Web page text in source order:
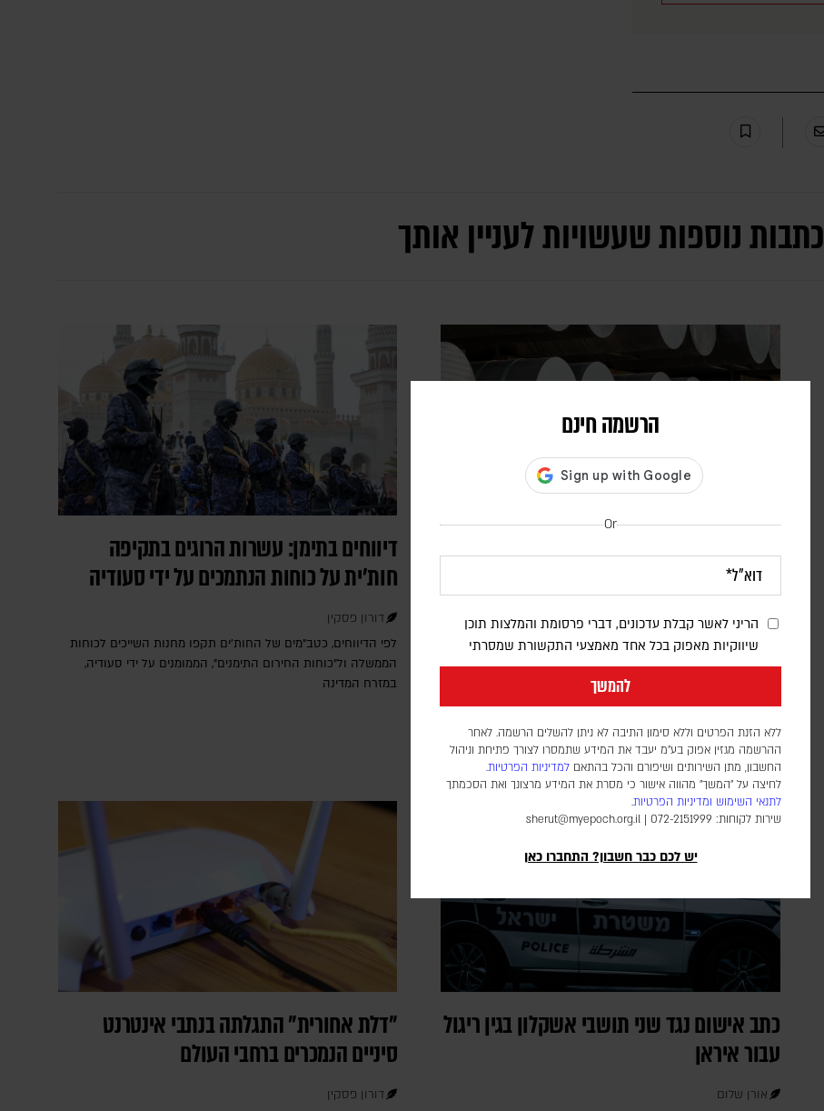
הרשמה חינם
Or
הריני לאשר קבלת עדכונים, דברי פרסומת והמלצות תוכן
שיווקיות מאפוק בכל אחד מאמצעי התקשורת שמסרתי
להמשך
ללא הזנת הפרטים וללא סימון התיבה לא ניתן להשלים הרשמה. לאחר
ההרשמה מגזין אפוק בע״מ יעבד את המידע שתמסרו לצורך פתיחת וניהול
החשבון, מתן השירותים ושיפורם והכל בהתאם למדיניות הפרטיות.
לחיצה על "המשך" מהווה אישור כי מסרת את המידע מרצונך ואת הסכמתך
לתנאי השימוש ומדיניות הפרטיות.
שירות לקוחות: 072-2151999 |
sherut@myepoch.org.il
יש לכם כבר חשבון? התחברו כאן
כתבות נוספות שעשויות לעניין אותך
דיווח: חודשים לפני המלחמה באיראן,
הפנטגון זיהה נקודת תורפה בתעשיית הנשק
האמריקנית
דורון פסקין
בחודש יולי 2025, התריע מפני תלות מסוכנת באלומיניום בטוהר
אספקה ממשי
דיווחים בתימן: עשרות הרוגים בתקיפה
חות'ית על כוחות הנתמכים על ידי סעודיה
דורון פסקין
לפי הדיווחים, כטב"מים של החות'ים תקפו מחנות השייכים לכוחות
הממשלה ול"כוחות החירום התימנים", הממומנים על ידי סעודיה,
במזרח המדינה
כתב אישום נגד שני תושבי אשקלון בגין ריגול
עבור איראן
אורן שלום
"דלת אחורית" התגלתה בנתבי אינטרנט
סיניים הנמכרים ברחבי העולם
דורון פסקין